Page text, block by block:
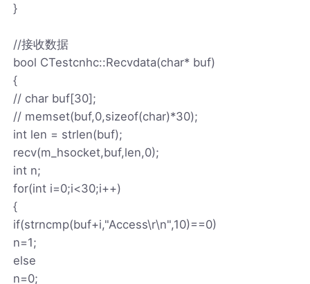
}
//接收数据
bool CTestcnhc::Recvdata(char* buf)
{
// char buf[30];
// memset(buf,0,sizeof(char)*30);
int len = strlen(buf);
recv(m_hsocket,buf,len,0);
int n;
for(int i=0;i<30;i++)
{
if(strncmp(buf+i,"Access\r\n",10)==0)
n=1;
else
n=0;